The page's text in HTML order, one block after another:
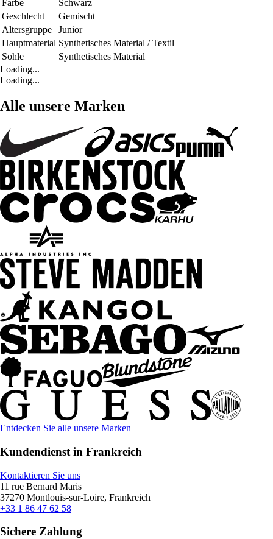
Farbe
Schwarz
Geschlecht
Gemischt
Altersgruppe
Junior
Hauptmaterial Synthetisches Material / Textil
Sohle
Synthetisches Material
Loading...
Loading...
Alle unsere Marken
Entdecken Sie alle unsere Marken
Kundendienst in Frankreich
Kontaktieren Sie uns
11 rue Bernard Maris
37270 Montlouis-sur-Loire, Frankreich
+33 1 86 47 62 58
Sichere Zahlung